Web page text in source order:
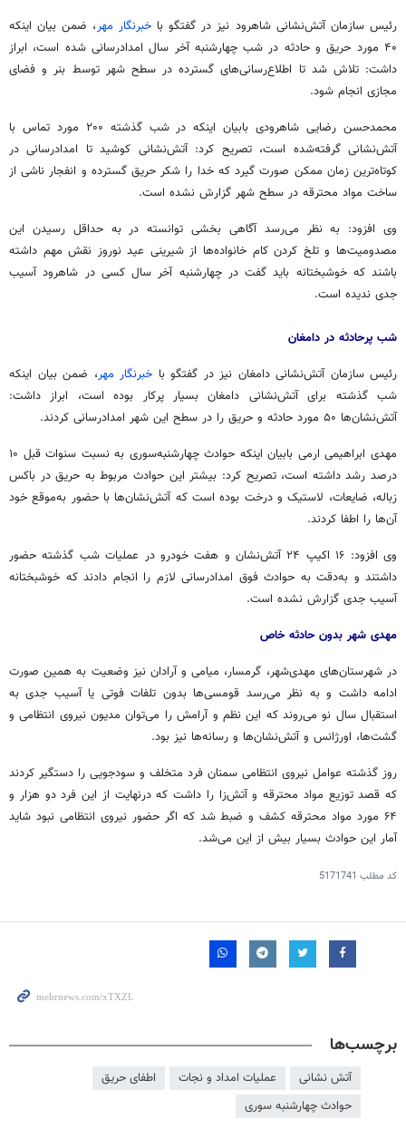
رئیس سازمان آتش‌نشانی شاهرود نیز در گفتگو با خبرنگار مهر، ضمن بیان اینکه
۴۰ مورد حریق و حادثه در شب چهارشنبه آخر سال امدادرسانی شده است، ابراز
داشت: تلاش شد تا اطلاع‌رسانی‌های گسترده در سطح شهر توسط بنر و فضای
مجازی انجام شود.
محمدحسن رضایی شاهرودی بابیان اینکه در شب گذشته ۲۰۰ مورد تماس با
آتش‌نشانی گرفته‌شده است، تصریح کرد: آتش‌نشانی کوشید تا امدادرسانی در
کوتاه‌ترین زمان ممکن صورت گیرد که خدا را شکر حریق گسترده و انفجار ناشی از
ساخت مواد محترقه در سطح شهر گزارش نشده است.
وی افزود: به نظر می‌رسد آگاهی بخشی توانسته در به حداقل رسیدن این
مصدومیت‌ها و تلخ کردن کام خانواده‌ها از شیرینی عید نوروز نقش مهم داشته
باشند که خوشبختانه باید گفت در چهارشنبه آخر سال کسی در شاهرود آسیب
جدی ندیده است.
شب پرحادثه در دامغان
رئیس سازمان آتش‌نشانی دامغان نیز در گفتگو با خبرنگار مهر، ضمن بیان اینکه
شب گذشته برای آتش‌نشانی دامغان بسیار پرکار بوده است، ابراز داشت:
آتش‌نشان‌ها ۵۰ مورد حادثه و حریق را در سطح این شهر امدادرسانی کردند.
مهدی ابراهیمی ارمی
بابیان اینکه حوادث چهارشنبه‌سوری به نسبت سنوات قبل ۱۰
درصد رشد داشته است، تصریح کرد: بیشتر این حوادث مربوط به حریق در باکس
زباله، ضایعات، لاستیک و درخت بوده است که آتش‌نشان‌ها با حضور به‌موقع خود
آن‌ها را اطفا کردند.
وی افزود: ۱۶ اکیپ ۲۴ آتش‌نشان و هفت خودرو در عملیات شب گذشته حضور
داشتند و به‌دقت به حوادث فوق امدادرسانی لازم را انجام دادند که خوشبختانه
آسیب جدی گزارش نشده است.
مهدی شهر بدون حادثه خاص
در شهرستان‌های مهدی‌شهر، گرمسار، میامی وآرادان نیز وضعیت به همین صورت
ادامه داشت و به نظر می‌رسد قومسی‌ها بدون تلفات فوتی یا آسیب جدی به
استقبال سال نو می‌روند که این نظم و آرامش را می‌توان مدیون نیروی انتظامی و
گشت‌ها، اورژانس و آتش‌نشان‌ها و رسانه‌ها نیز بود.
روز گذشته عوامل نیروی انتظامی سمنان فرد متخلف و سودجویی را دستگیر کردند
که قصد توزیع مواد محترقه و آتش‌زا را داشت که درنهایت از این فرد دو هزار و
۶۴ مورد مواد محترقه کشف و ضبط شد که اگر حضور نیروی انتظامی نبود شاید
آمار این حوادث بسیار بیش از این می‌شد.
کد مطلب 5171741
برچسب‌ها
آتش نشانی عملیات امداد و نجات
اطفای حریق
حوادث چهارشنبه سوری